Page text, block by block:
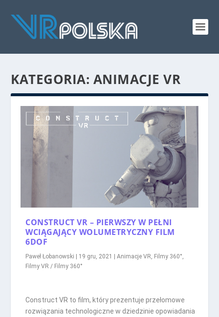
KATEGORIA: ANIMACJE VR
CONSTRUCT VR – PIERWSZY W PEŁNI
WCIĄGAJĄCY WOLUMETRYCZNY FILM
6DOF
Paweł Łobanowski 19 gru, 2021 |Animacje VR, Filmy 360°,
Filmy VR / Filmy 360°
Construct VR to film, który prezentuje przełomowe
rozwiązania technologiczne w dziedzinie opowiadania